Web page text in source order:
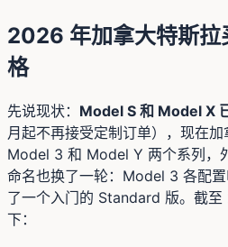
2026 年加拿大特斯拉
格
先说现状： Model S 和 Model X
月起不再接受定制订单），现在
Model 3 和 Model Y 两个系列，
命名也换了一轮：Model 3 各配
了一个入门的 Standard 版。截
下：